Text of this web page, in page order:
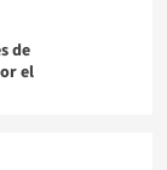
de
el